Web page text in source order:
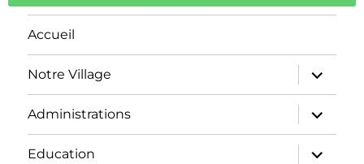
Accueil
Notre Village
Administrations
Education